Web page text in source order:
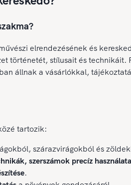
elrendezésének és
történetét, stílusait és
állnak a vásárlókkal,
tartozik:
szárazvirágokból és
szerszámok precíz használata
.